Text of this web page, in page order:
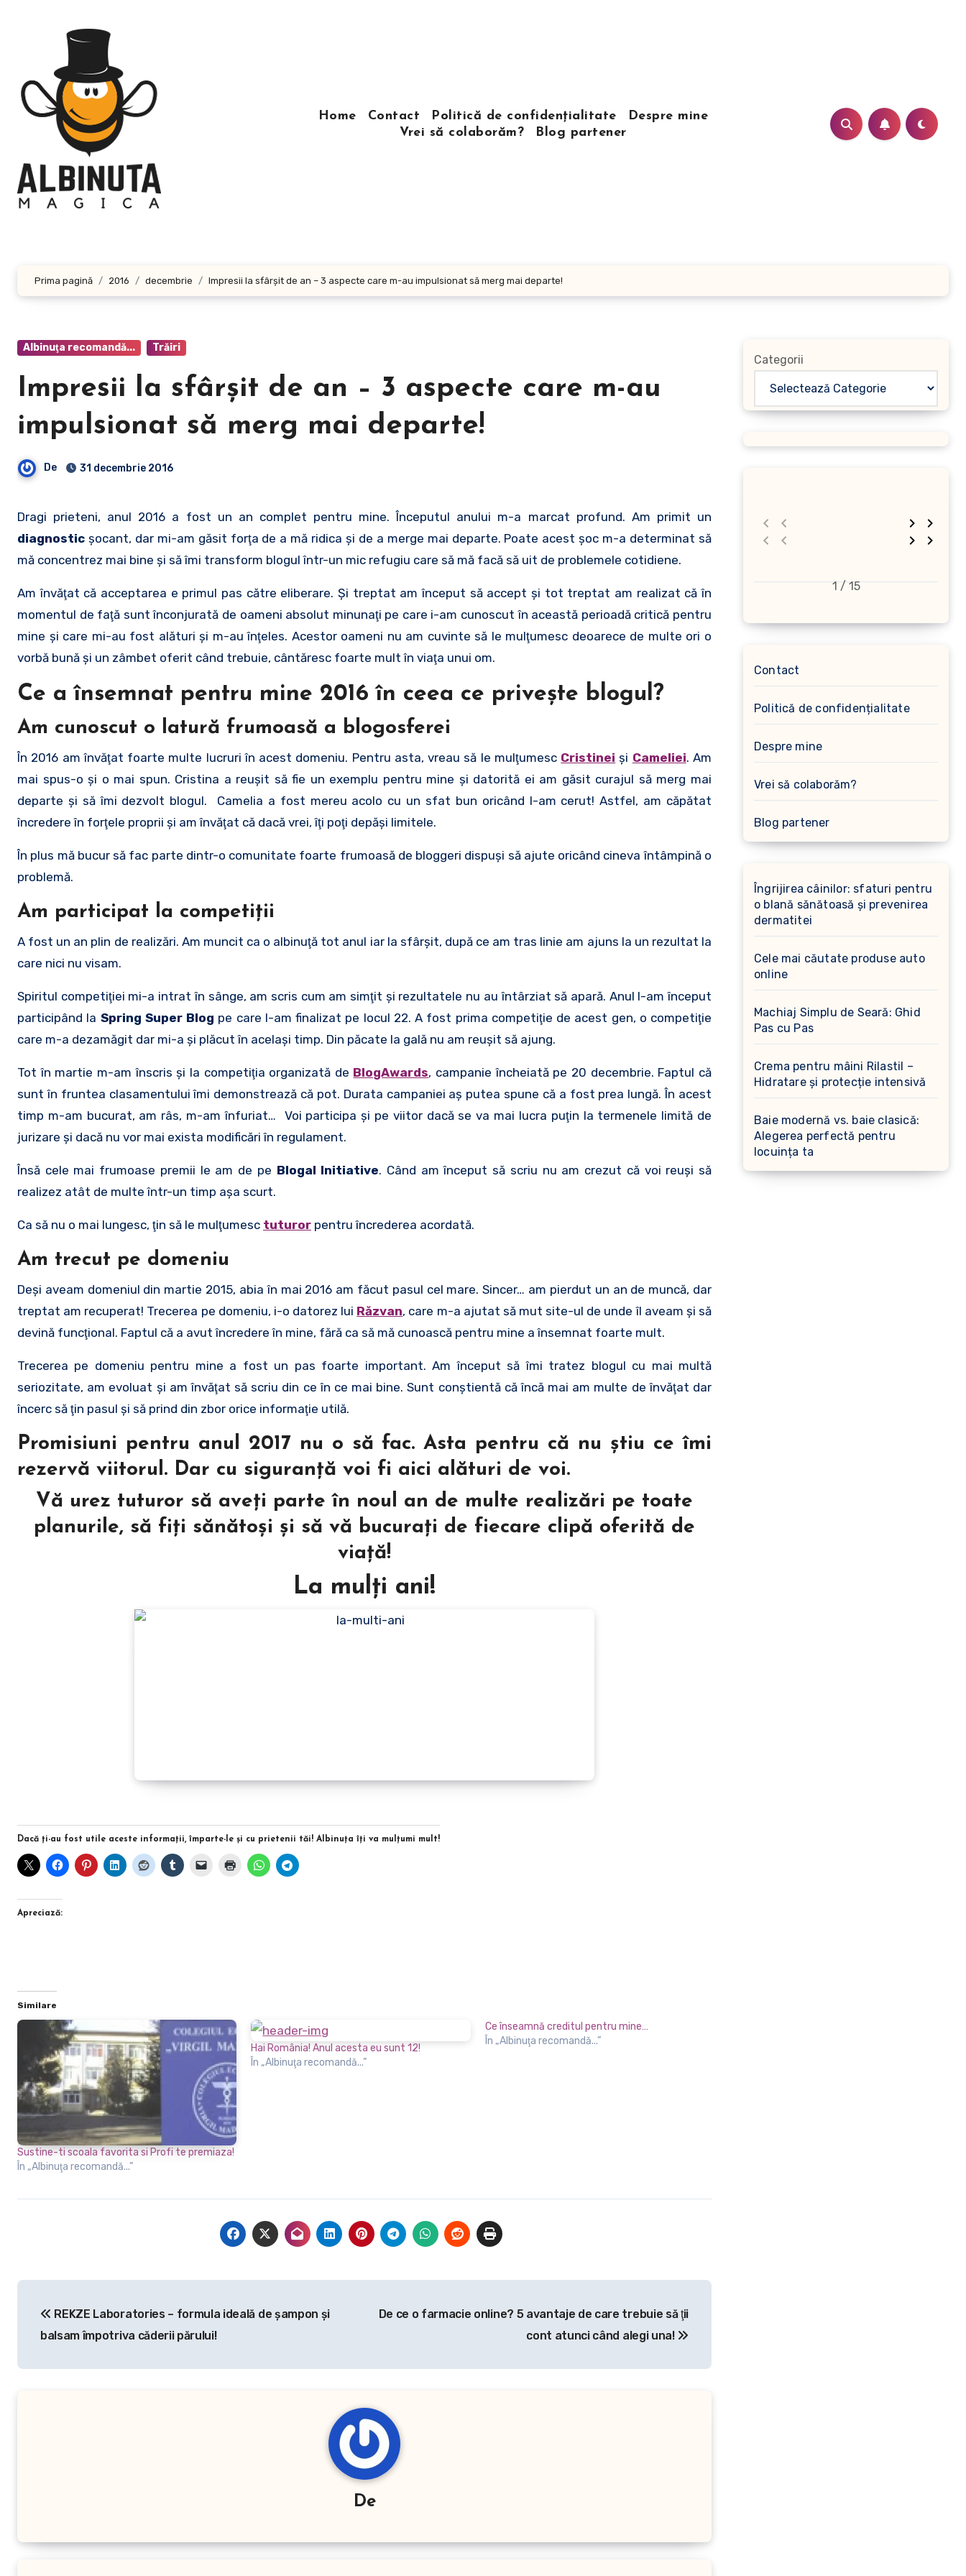
Home Contact Politică de confidențialitate
Despre mine
Vrei să colaborăm?
Blog partener
Prima pagină 2016 decembrie Impresii la sfârşit de an – 3 aspecte care m-au impulsionat să merg mai departe!
Albinuţa recomandă... Trăiri
Impresii la sfârşit de an – 3 aspecte care m-au
impulsionat să merg mai departe!
De 31 decembrie 2016
Dragi prieteni, anul 2016 a fost un an complet pentru mine. Începutul anului m-a marcat profund. Am primit un
diagnostic şocant, dar mi-am găsit forţa de a mă ridica şi de a merge mai departe. Poate acest şoc m-a determinat să
mă concentrez mai bine şi să îmi transform blogul într-un mic refugiu care să mă facă să uit de problemele cotidiene.
Am învăţat că acceptarea e primul pas către eliberare. Şi treptat am început să accept şi tot treptat am realizat că în
momentul de faţă sunt înconjurată de oameni absolut minunaţi pe care i-am cunoscut în această perioadă critică pentru
mine şi care mi-au fost alături şi m-au înţeles. Acestor oameni nu am cuvinte să le mulţumesc deoarece de multe ori o
vorbă bună şi un zâmbet oferit când trebuie, cântăresc foarte mult în viaţa unui om.
Ce a însemnat pentru mine 2016 în ceea ce priveşte blogul?
Am cunoscut o latură frumoasă a blogosferei
În 2016 am învăţat foarte multe lucruri în acest domeniu. Pentru asta, vreau să le mulţumesc Cristinei şi Cameliei. Am
mai spus-o şi o mai spun. Cristina a reuşit să fie un exemplu pentru mine şi datorită ei am găsit curajul să merg mai
departe şi să îmi dezvolt blogul. Camelia a fost mereu acolo cu un sfat bun oricând l-am cerut! Astfel, am căpătat
încredere în forţele proprii şi am învăţat că dacă vrei, îţi poţi depăşi limitele.
În plus mă bucur să fac parte dintr-o comunitate foarte frumoasă de bloggeri dispuşi să ajute oricând cineva întâmpină o
problemă.
Am participat la competiţii
A fost un an plin de realizări. Am muncit ca o albinuţă tot anul iar la sfârşit, după ce am tras linie am ajuns la un rezultat la
care nici nu visam.
Spiritul competiţiei mi-a intrat în sânge, am scris cum am simţit şi rezultatele nu au întârziat să apară. Anul l-am început
participând la Spring Super Blog pe care l-am finalizat pe locul 22. A fost prima competiţie de acest gen, o competiţie
care m-a dezamăgit dar mi-a şi plăcut în acelaşi timp. Din păcate la gală nu am reuşit să ajung.
Tot în martie m-am înscris şi la competiţia organizată de BlogAwards, campanie încheiată pe 20 decembrie. Faptul că
sunt în fruntea clasamentului îmi demonstrează că pot. Durata campaniei aş putea spune că a fost prea lungă. În acest
timp m-am bucurat, am râs, m-am înfuriat… Voi participa şi pe viitor dacă se va mai lucra puţin la termenele limită de
jurizare şi dacă nu vor mai exista modificări în regulament.
Însă cele mai frumoase premii le am de pe Blogal Initiative. Când am început să scriu nu am crezut că voi reuşi să
realizez atât de multe într-un timp aşa scurt.
Ca să nu o mai lungesc, ţin să le mulţumesc tuturor pentru încrederea acordată.
Am trecut pe domeniu
Deşi aveam domeniul din martie 2015, abia în mai 2016 am făcut pasul cel mare. Sincer… am pierdut un an de muncă, dar
treptat am recuperat! Trecerea pe domeniu, i-o datorez lui Răzvan, care m-a ajutat să mut site-ul de unde îl aveam şi să
devină funcţional. Faptul că a avut încredere în mine, fără ca să mă cunoască pentru mine a însemnat foarte mult.
Trecerea pe domeniu pentru mine a fost un pas foarte important. Am început să îmi tratez blogul cu mai multă
seriozitate, am evoluat şi am învăţat să scriu din ce în ce mai bine. Sunt conştientă că încă mai am multe de învăţat dar
încerc să ţin pasul şi să prind din zbor orice informaţie utilă.
Promisiuni pentru anul 2017 nu o să fac. Asta pentru că nu ştiu ce îmi
rezervă viitorul. Dar cu siguranţă voi fi aici alături de voi.
Vă urez tuturor să aveţi parte în noul an de multe realizări pe toate
planurile, să fiţi sănătoşi şi să vă bucuraţi de fiecare clipă oferită de
viaţă!
La mulţi ani!
Dacă ţi-au fost utile aceste informaţii, împarte-le şi cu prietenii tăi! Albinuţa îţi va mulţumi mult!
Apreciază:
Similare
Sustine-ti scoala favorita si Profi te premiaza!
În „Albinuţa recomandă...”
Hai România! Anul acesta eu sunt 12!
În „Albinuţa recomandă...”
Ce înseamnă creditul pentru mine…
În „Albinuţa recomandă...”
REKZE Laboratories – formula ideală de şampon şi
balsam împotriva căderii părului!
De ce o farmacie online? 5 avantaje de care trebuie să ţii
cont atunci când alegi una!
De
Categorii
1 / 15
Contact
Politică de confidențialitate
Despre mine
Vrei să colaborăm?
Blog partener
Îngrijirea câinilor: sfaturi pentru
o blană sănătoasă și prevenirea
dermatitei
Cele mai căutate produse auto
online
Machiaj Simplu de Seară: Ghid
Pas cu Pas
Crema pentru mâini Rilastil –
Hidratare și protecție intensivă
Baie modernă vs. baie clasică:
Alegerea perfectă pentru
locuința ta